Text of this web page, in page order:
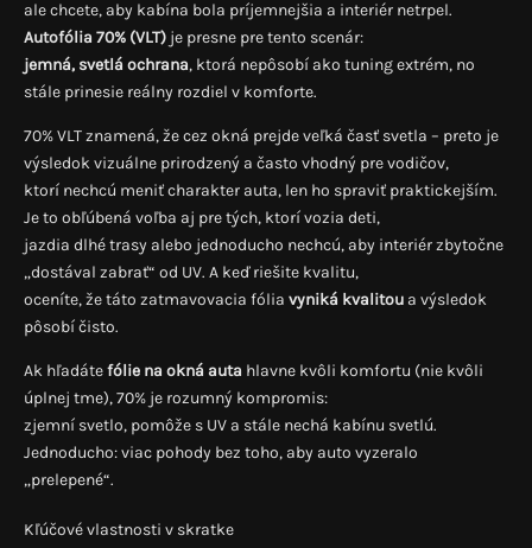
ale chcete, aby kabína bola príjemnejšia a interiér netrpel.
Autofólia 70% (VLT) je presne pre tento scenár:
jemná, svetlá ochrana, ktorá nepôsobí ako tuning extrém, no
stále prinesie reálny rozdiel v komforte.
70% VLT znamená, že cez okná prejde veľká časť svetla – preto je
výsledok vizuálne prirodzený a často vhodný pre vodičov,
ktorí nechcú meniť charakter auta, len ho spraviť praktickejším.
Je to obľúbená voľba aj pre tých, ktorí vozia deti,
jazdia dlhé trasy alebo jednoducho nechcú, aby interiér zbytočne
„dostával zabrať“ od UV. A keď riešite kvalitu,
oceníte, že táto zatmavovacia fólia vyniká kvalitou a výsledok
pôsobí čisto.
Ak hľadátefólie na okná auta hlavne kvôli komfortu (nie kvôli
úplnej tme), 70% je rozumný kompromis:
zjemní svetlo, pomôže s UV a stále nechá kabínu svetlú.
Jednoducho: viac pohody bez toho, aby auto vyzeralo
„prelepené“.
Kľúčové vlastnosti v skratke